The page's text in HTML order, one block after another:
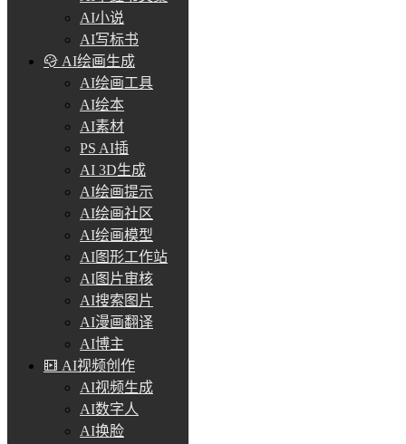
AI小说
AI写标书
AI绘画生成
AI绘画工具
AI绘本
AI素材
PS AI插
AI 3D生成
AI绘画提示
AI绘画社区
AI绘画模型
AI图形工作站
AI图片审核
AI搜索图片
AI漫画翻译
AI博主
AI视频创作
AI视频生成
AI数字人
AI换脸